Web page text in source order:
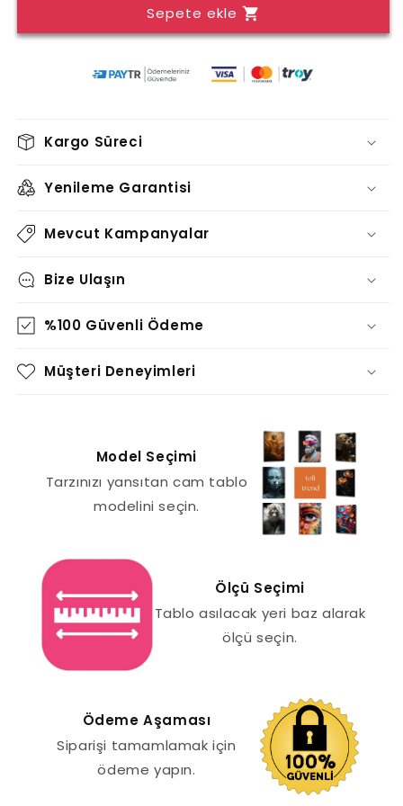
-
TABLO
-
için
Sepete ekle
Kargo Süreci
Yenileme Garantisi
Mevcut Kampanyalar
Bize Ulaşın
%100 Güvenli Ödeme
Müşteri Deneyimleri
Model Seçimi
Tarzınızı yansıtan cam tablo
modelini seçin.
Ölçü Seçimi
Tablo asılacak yeri baz alarak
ölçü seçin.
Ödeme Aşaması
Siparişi tamamlamak için
ödeme yapın.